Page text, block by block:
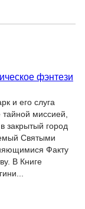
фэнтези
и его слуга
миссией,
закрытый город
Святыми
Факту
В Книге